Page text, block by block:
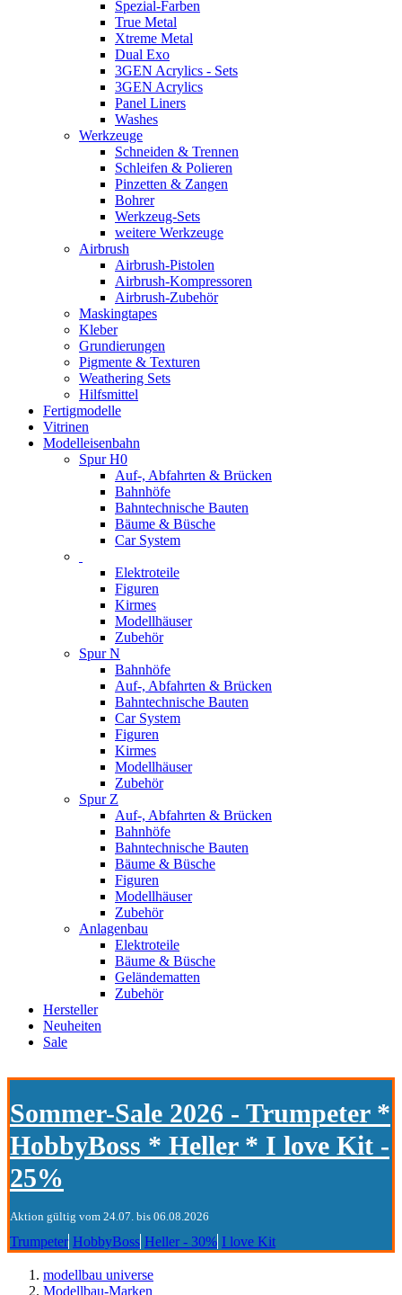
Spezial-Farben
True Metal
Xtreme Metal
Dual Exo
3GEN Acrylics - Sets
3GEN Acrylics
Panel Liners
Washes
Werkzeuge
Schneiden & Trennen
Schleifen & Polieren
Pinzetten & Zangen
Bohrer
Werkzeug-Sets
weitere Werkzeuge
Airbrush
Airbrush-Pistolen
Airbrush-Kompressoren
Airbrush-Zubehör
Maskingtapes
Kleber
Grundierungen
Pigmente & Texturen
Weathering Sets
Hilfsmittel
Fertigmodelle
Vitrinen
Modelleisenbahn
Spur H0
Auf-, Abfahrten & Brücken
Bahnhöfe
Bahntechnische Bauten
Bäume & Büsche
Car System
Elektroteile
Figuren
Kirmes
Modellhäuser
Zubehör
Spur N
Bahnhöfe
Auf-, Abfahrten & Brücken
Bahntechnische Bauten
Car System
Figuren
Kirmes
Modellhäuser
Zubehör
Spur Z
Auf-, Abfahrten & Brücken
Bahnhöfe
Bahntechnische Bauten
Bäume & Büsche
Figuren
Modellhäuser
Zubehör
Anlagenbau
Elektroteile
Bäume & Büsche
Geländematten
Zubehör
Hersteller
Neuheiten
Sale
Sommer-Sale 2026 - Trumpeter *
HobbyBoss * Heller * I love Kit -
25%
Aktion gültig vom 24.07. bis 06.08.2026
Trumpeter HobbyBoss Heller - 30% I love Kit
modellbau universe
Modellbau-Marken